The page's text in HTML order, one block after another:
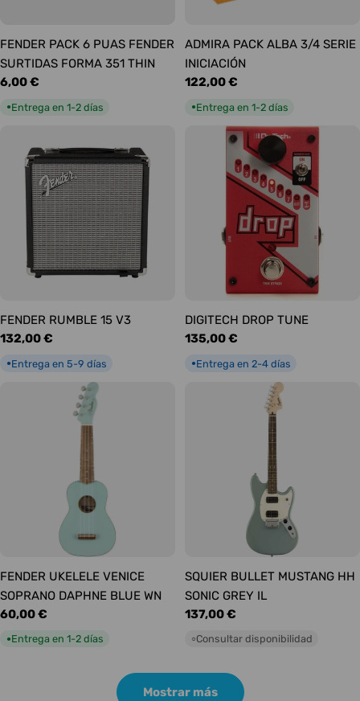
FENDER PACK 6 PUAS FENDER
SURTIDAS FORMA 351 THIN
Precio
6,00 €
●Entrega en 1-2 días
ADMIRA PACK ALBA 3/4 SERIE
INICIACIÓN
Precio
122,00 €
●Entrega en 1-2 días
FENDER RUMBLE 15 V3
Precio
132,00 €
●Entrega en 5-9 días
DIGITECH DROP TUNE
Precio
135,00 €
●Entrega en 2-4 días
FENDER UKELELE VENICE
SOPRANO DAPHNE BLUE WN
Precio
habitual
60,00 €
●Entrega en 1-2 días
SQUIER BULLET MUSTANG HH
SONIC GREY IL
Precio
habitual
137,00 €
○Consultar disponibilidad
Mostrar más